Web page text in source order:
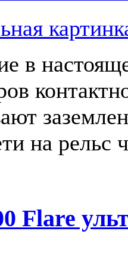
в
на рельс
Flare